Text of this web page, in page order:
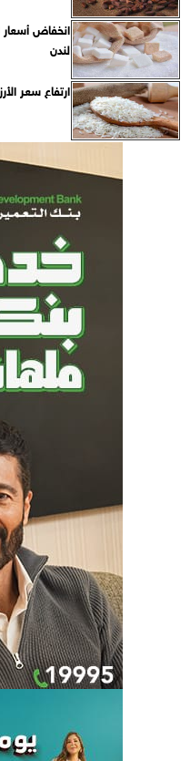
انخفاض
لندن
ارتفاع سعر